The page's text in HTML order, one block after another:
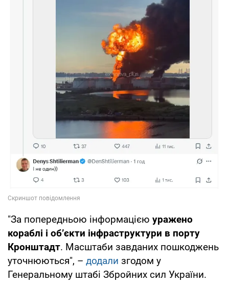
"За попередньою інформацією уражено
кораблі і об’єкти інфраструктури в порту
Кронштадт. Масштаби завданих пошкоджень
уточнюються", – додали згодом у
Генеральному штабі Збройних сил України.